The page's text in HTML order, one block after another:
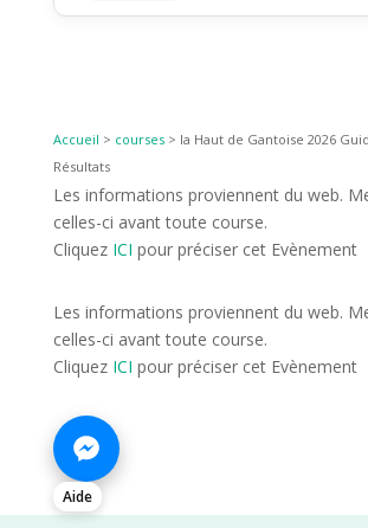
Accueil > courses> la Haut de Gantoise 2026
Résultats
Les informations proviennent du web.
celles-ci avant toute course.
Cliquez ICI pour préciser cet Evènement
Les informations proviennent du web.
celles-ci avant toute course.
Cliquez ICI pour préciser cet Evènement
Aide